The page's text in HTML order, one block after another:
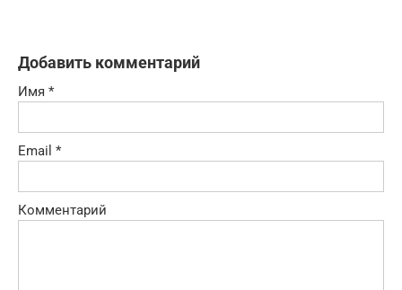
Добавить комментарий
Имя *
Email *
Комментарий